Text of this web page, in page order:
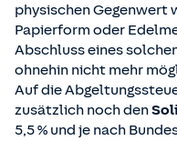
physischen Gegenwert
Papierform oder
Abschluss eines
ohnehin nicht mehr
Auf die
zusätzlich noch den
5,5 % und je nach